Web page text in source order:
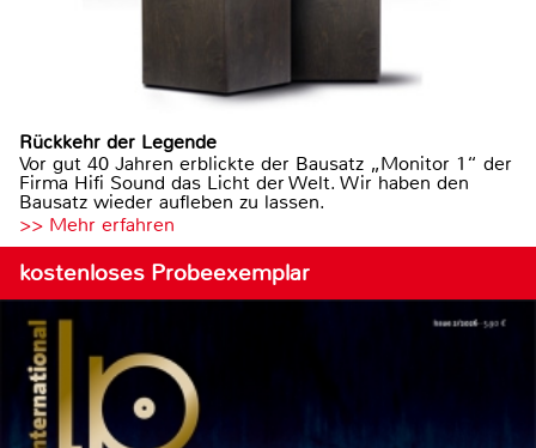
Rückkehr der Legende
Vor gut 40 Jahren erblickte der Bausatz „Monitor 1“ der
Firma Hifi Sound das Licht der Welt. Wir haben den
Bausatz wieder aufleben zu lassen.
>> Mehr erfahren
kostenloses Probeexemplar